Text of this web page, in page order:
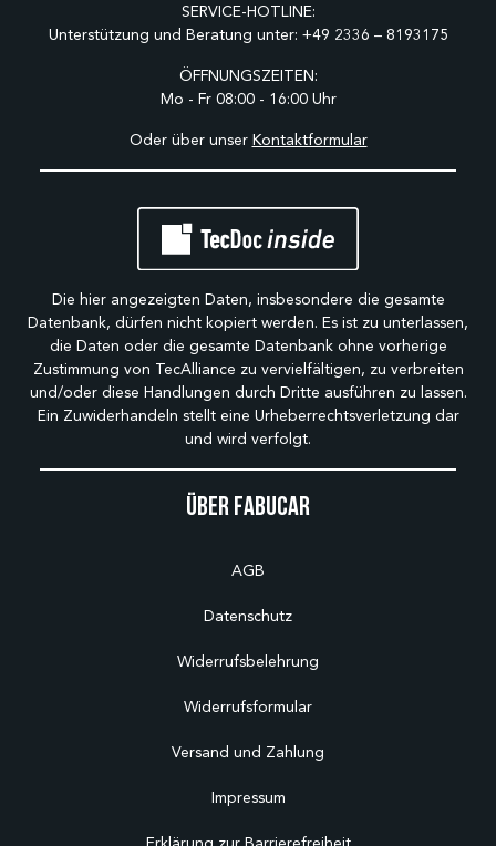
Über Fabucar
AGB
Datenschutz
Widerrufsbelehrung
Widerrufsformular
Versand und Zahlung
Impressum
SERVICE-HOTLINE:
Unterstützung und Beratung unter: +49 2336 – 8193175
ÖFFNUNGSZEITEN:
Mo - Fr 08:00 - 16:00 Uhr
Oder über unser Kontaktformular
Die hier angezeigten Daten, insbesondere die gesamte
Datenbank, dürfen nicht kopiert werden. Es ist zu unterlassen,
die Daten oder die gesamte Datenbank ohne vorherige
Zustimmung von TecAlliance zu vervielfältigen, zu verbreiten
und/oder diese Handlungen durch Dritte ausführen zu lassen.
Ein Zuwiderhandeln stellt eine Urheberrechtsverletzung dar
und wird verfolgt.